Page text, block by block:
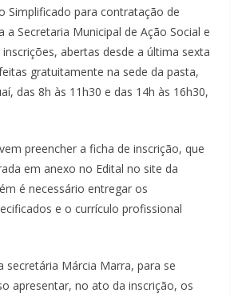
Simplificado para contratação de
a Secretaria Municipal de Ação Social e
abertas desde a última sexta
gratuitamente na sede da pasta,
das 8h às 11h30 e das 14h às 16h30,
preencher a ficha de inscrição, que
em anexo no Edital no site da
é necessário entregar os
e o currículo profissional
secretária Márcia Marra, para se
apresentar, no ato da inscrição, os